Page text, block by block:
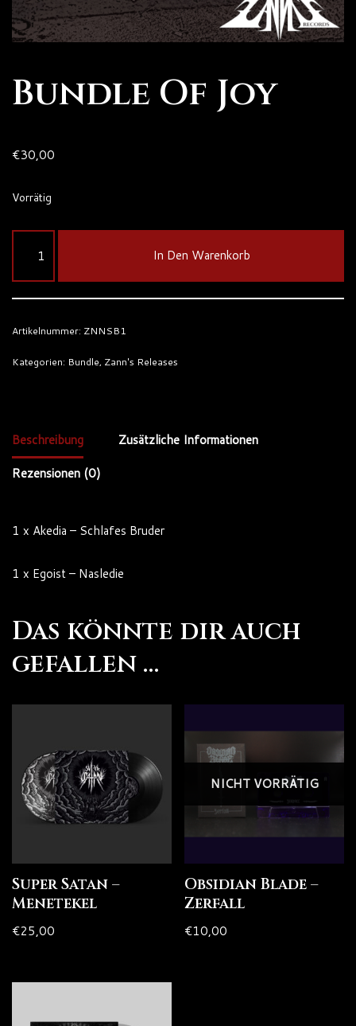
Bundle Of Joy
€30,00
Vorrätig
In Den Warenkorb
Artikelnummer: ZNNSB1
Kategorien: Bundle, Zann's Releases
Beschreibung
Zusätzliche Informationen
Rezensionen (0)
1 x Akedia – Schlafes Bruder
1 x Egoist – Nasledie
Das könnte dir auch
gefallen …
Super Satan –
Menetekel
€25,00
NICHT VORRÄTIG
Obsidian Blade –
Zerfall
€10,00